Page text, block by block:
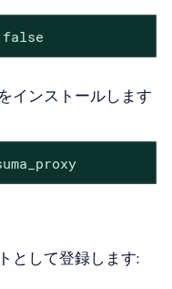
false
インストールします
として登録します: